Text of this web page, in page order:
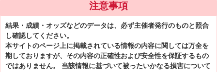
注意事項
結果・成績・オッズなどのデータは、必ず主催者発行のものと照合
し確認してください。
本サイトのページ上に掲載されている情報の内容に関しては万全を
期しておりますが、その内容の正確性および安全性を保証するもの
ではありません。 当該情報に基づいて被ったいかなる損害について